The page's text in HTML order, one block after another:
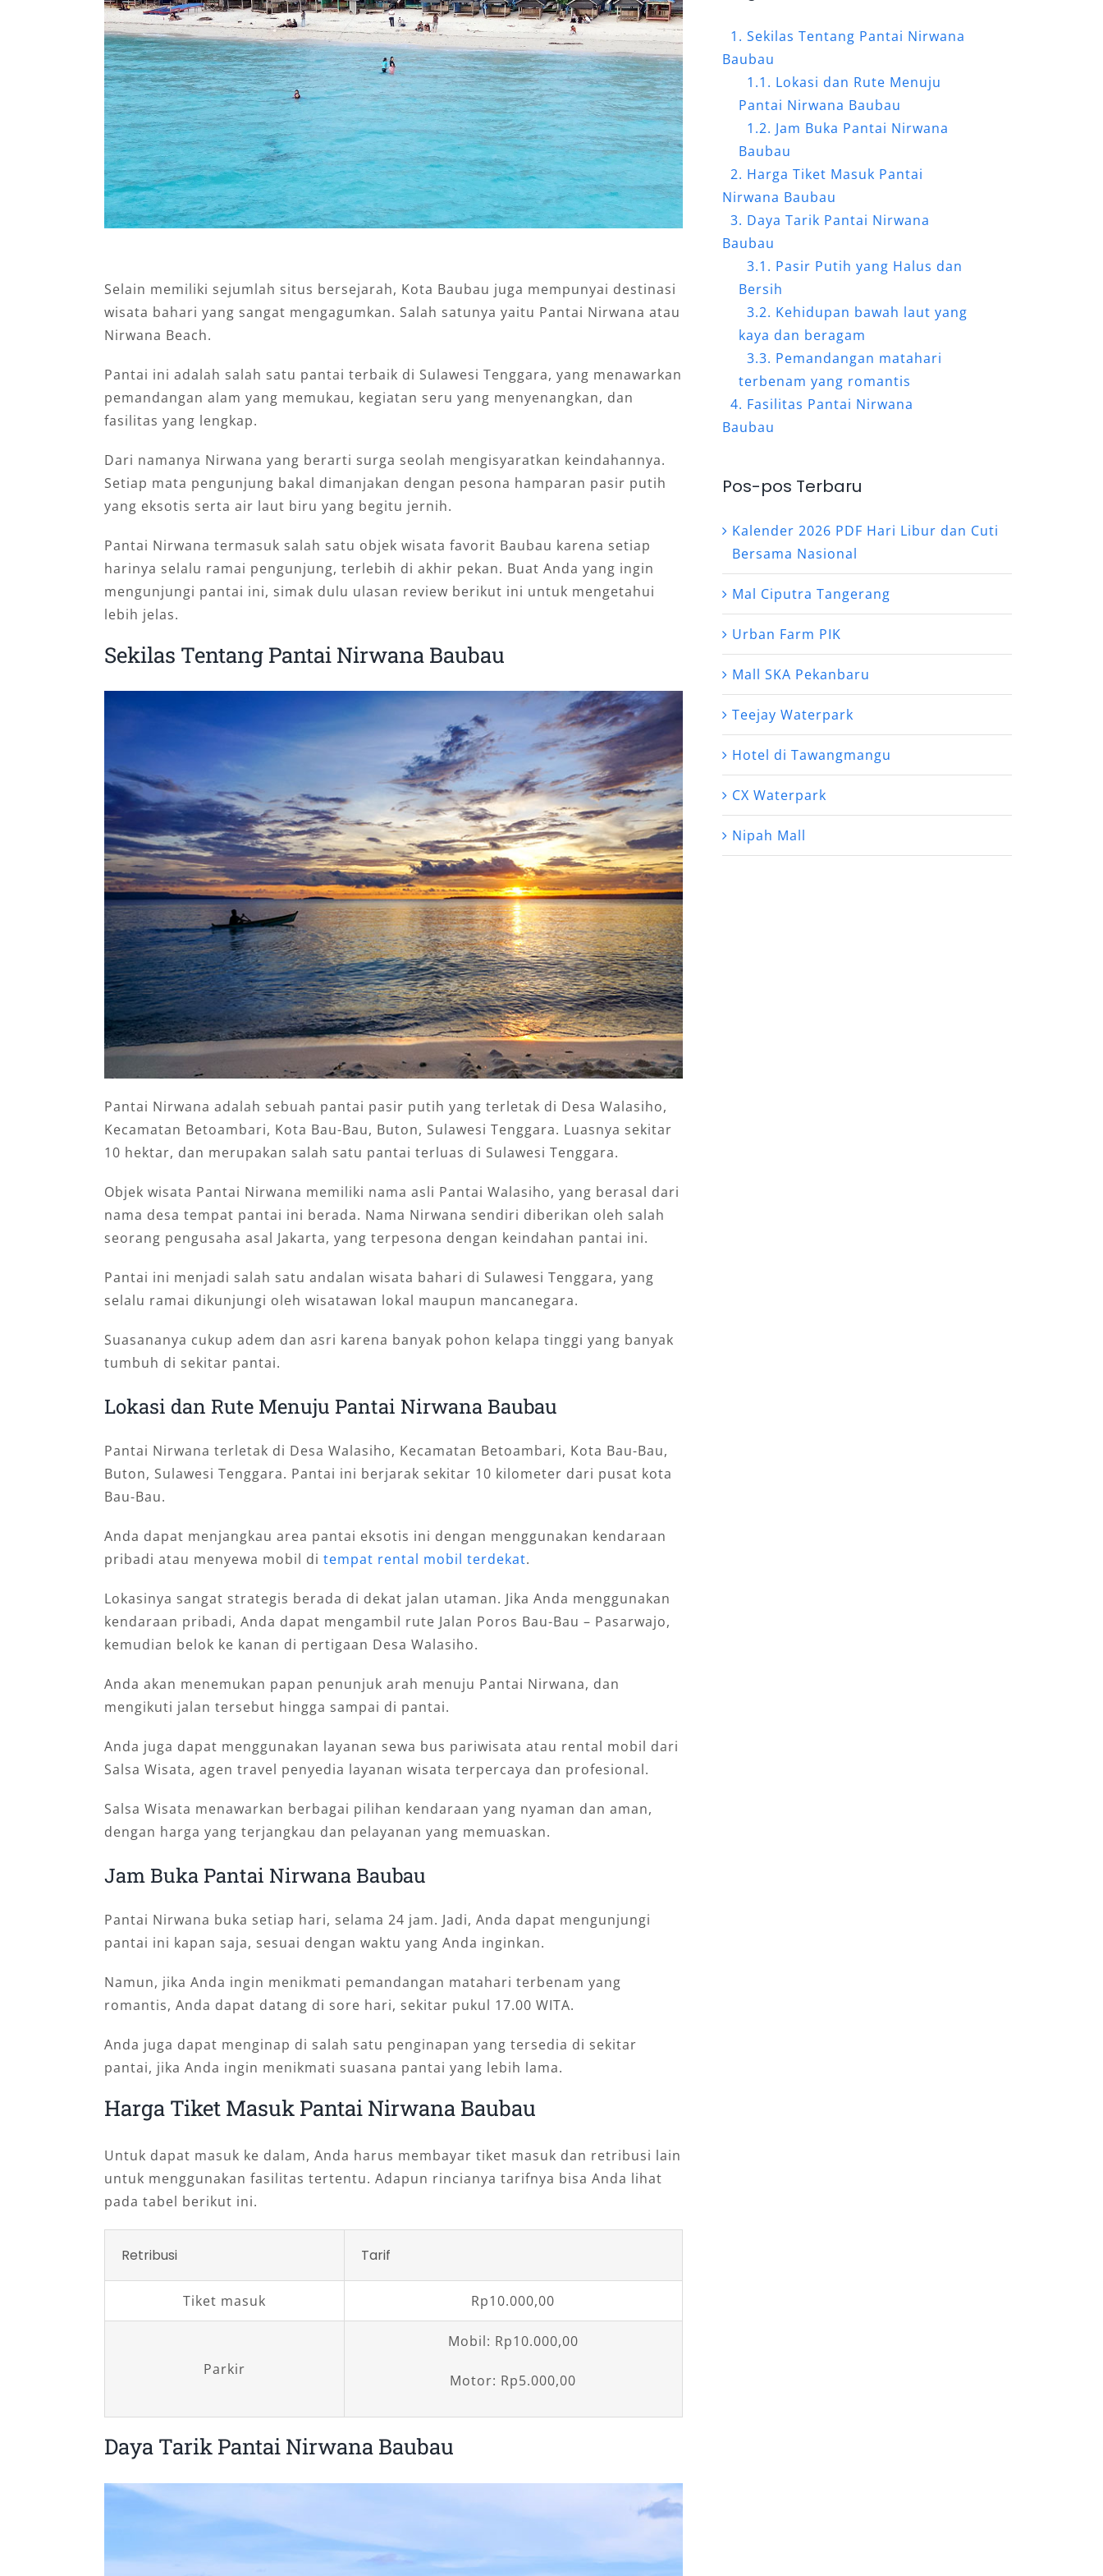
Selain memiliki sejumlah situs bersejarah, Kota Baubau juga mempunyai destinasi
wisata bahari yang sangat mengagumkan. Salah satunya yaitu Pantai Nirwana atau
Nirwana Beach.
Pantai ini adalah salah satu pantai terbaik di Sulawesi Tenggara, yang menawarkan
pemandangan alam yang memukau, kegiatan seru yang menyenangkan, dan
fasilitas yang lengkap.
Dari namanya Nirwana yang berarti surga seolah mengisyaratkan keindahannya.
Setiap mata pengunjung bakal dimanjakan dengan pesona hamparan pasir putih
yang eksotis serta air laut biru yang begitu jernih.
Pantai Nirwana termasuk salah satu objek wisata favorit Baubau karena setiap
harinya selalu ramai pengunjung, terlebih di akhir pekan. Buat Anda yang ingin
mengunjungi pantai ini, simak dulu ulasan review berikut ini untuk mengetahui
lebih jelas.
Sekilas Tentang Pantai Nirwana Baubau
Pantai Nirwana adalah sebuah pantai pasir putih yang terletak di Desa Walasiho,
Kecamatan Betoambari, Kota Bau-Bau, Buton, Sulawesi Tenggara. Luasnya sekitar
10 hektar, dan merupakan salah satu pantai terluas di Sulawesi Tenggara.
Objek wisata Pantai Nirwana memiliki nama asli Pantai Walasiho, yang berasal dari
nama desa tempat pantai ini berada. Nama Nirwana sendiri diberikan oleh salah
seorang pengusaha asal Jakarta, yang terpesona dengan keindahan pantai ini.
Pantai ini menjadi salah satu andalan wisata bahari di Sulawesi Tenggara, yang
selalu ramai dikunjungi oleh wisatawan lokal maupun mancanegara.
Suasananya cukup adem dan asri karena banyak pohon kelapa tinggi yang banyak
tumbuh di sekitar pantai.
Lokasi dan Rute Menuju Pantai Nirwana Baubau
Pantai Nirwana terletak di Desa Walasiho, Kecamatan Betoambari, Kota Bau-Bau,
Buton, Sulawesi Tenggara. Pantai ini berjarak sekitar 10 kilometer dari pusat kota
Bau-Bau.
Anda dapat menjangkau area pantai eksotis ini dengan menggunakan kendaraan
pribadi atau menyewa mobil di tempat rental mobil terdekat.
Lokasinya sangat strategis berada di dekat jalan utaman. Jika Anda menggunakan
kendaraan pribadi, Anda dapat mengambil rute Jalan Poros Bau-Bau – Pasarwajo,
kemudian belok ke kanan di pertigaan Desa Walasiho.
Anda akan menemukan papan penunjuk arah menuju Pantai Nirwana, dan
mengikuti jalan tersebut hingga sampai di pantai.
Anda juga dapat menggunakan layanan sewa bus pariwisata atau rental mobil dari
Salsa Wisata, agen travel penyedia layanan wisata terpercaya dan profesional.
Salsa Wisata menawarkan berbagai pilihan kendaraan yang nyaman dan aman,
dengan harga yang terjangkau dan pelayanan yang memuaskan.
Jam Buka Pantai Nirwana Baubau
Pantai Nirwana buka setiap hari, selama 24 jam. Jadi, Anda dapat mengunjungi
pantai ini kapan saja, sesuai dengan waktu yang Anda inginkan.
Namun, jika Anda ingin menikmati pemandangan matahari terbenam yang
romantis, Anda dapat datang di sore hari, sekitar pukul 17.00 WITA.
Anda juga dapat menginap di salah satu penginapan yang tersedia di sekitar
pantai, jika Anda ingin menikmati suasana pantai yang lebih lama.
Harga Tiket Masuk Pantai Nirwana Baubau
Untuk dapat masuk ke dalam, Anda harus membayar tiket masuk dan retribusi lain
untuk menggunakan fasilitas tertentu. Adapun rincianya tarifnya bisa Anda lihat
pada tabel berikut ini.
Retribusi Tarif
Tiket masuk Rp10.000,00
Parkir
Mobil: Rp10.000,00
Motor: Rp5.000,00
Daya Tarik Pantai Nirwana Baubau
Sekilas Tentang Pantai Nirwana
Baubau
Lokasi dan Rute Menuju
Pantai Nirwana Baubau
Jam Buka Pantai Nirwana
Baubau
Harga Tiket Masuk Pantai
Nirwana Baubau
Daya Tarik Pantai Nirwana
Baubau
Pasir Putih yang Halus dan
Bersih
Kehidupan bawah laut yang
kaya dan beragam
Pemandangan matahari
terbenam yang romantis
Fasilitas Pantai Nirwana
Baubau
Pos-pos Terbaru
Kalender 2026 PDF Hari Libur dan Cuti
Bersama Nasional
Mal Ciputra Tangerang
Urban Farm PIK
Mall SKA Pekanbaru
Teejay Waterpark
Hotel di Tawangmangu
CX Waterpark
Nipah Mall